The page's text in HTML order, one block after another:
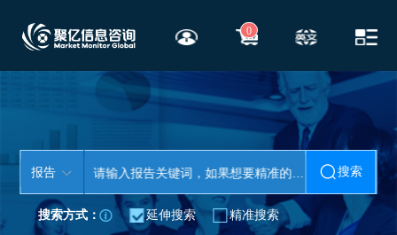
0
报告 搜索
搜索方式： 延伸搜索 精准搜索